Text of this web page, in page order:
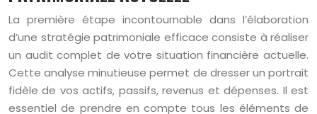
La première étape incontournable dans l’élaboration
d’une stratégie patrimoniale efficace consiste à réaliser
un audit complet de votre situation financière actuelle.
Cette analyse minutieuse permet de dresser un portrait
fidèle de vos actifs, passifs, revenus et dépenses. Il est
essentiel de prendre en compte tous les éléments de